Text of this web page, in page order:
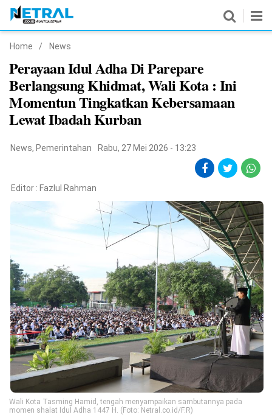
Nasional
Pemerintahan
Pendidikan
Ekonomi
Memori
Home / News
Perayaan Idul Adha Di Parepare
Berlangsung Khidmat, Wali Kota : Ini
Momentun Tingkatkan Kebersamaan
Lewat Ibadah Kurban
News, Pemerintahan Rabu, 27 Mei 2026 - 13:23
Editor : Fazlul Rahman
Wali Kota Tasming Hamid, tengah menyampaikan sambutannya pada
momen shalat Idul Adha 1447 H. (Foto: Netral.co.id/F.R)